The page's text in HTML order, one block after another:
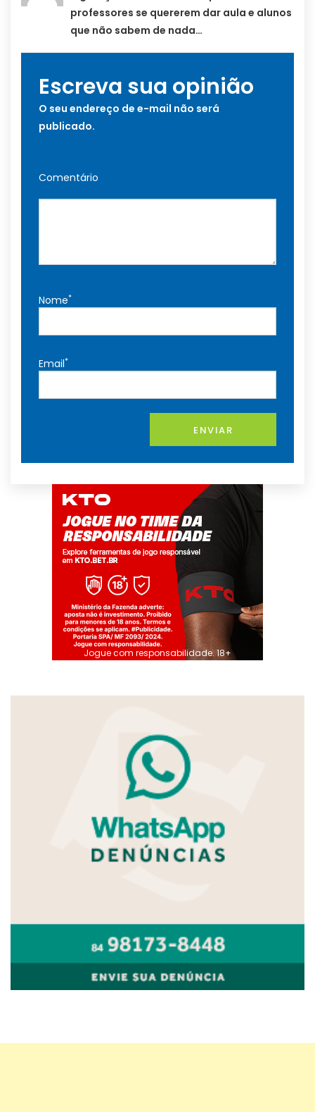
professores se quererem dar aula e alunos
que não sabem de nada…
Escreva sua opinião
O seu endereço de e-mail não será
publicado.
Comentário
Nome*
Email*
ENVIAR
Jogue com responsabilidade. 18+